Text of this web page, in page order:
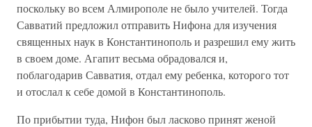
поскольку во всем Алмирополе не было учителей. Тогда
Савватий предложил отправить Нифона для изучения
священных наук в Константинополь и разрешил ему жить
в своем доме. Агапит весьма обрадовался и,
поблагодарив Савватия, отдал ему ребенка, которого тот
и отослал к себе домой в Константинополь.
По прибытии туда, Нифон был ласково принят женой